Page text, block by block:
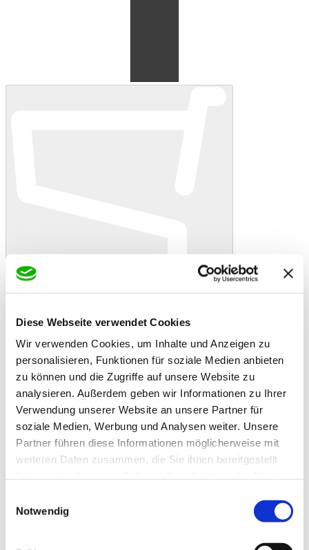
Diese Webseite verwendet Cookies
Wir verwenden Cookies, um Inhalte und Anzeigen zu
personalisieren, Funktionen für soziale Medien anbieten
zu können und die Zugriffe auf unsere Website zu
analysieren. Außerdem geben wir Informationen zu Ihrer
Verwendung unserer Website an unsere Partner für
soziale Medien, Werbung und Analysen weiter. Unsere
Partner führen diese Informationen möglicherweise mit
weiteren Daten zusammen, die Sie ihnen bereitgestellt
Notwendig
In den Warenkorb Danke! Etwas ist schiefgelaufen
Plospan Excellent XL Hobelspäne Einstreu 20 kg sind der ideale
staubfreie Einstreu speziell für Pferde
Artikelbeschreibung
Plospan XL Holzspäne Einstreu 20 kg. Die nahezu staubfreie
Plospan Excellent Hobelspäne werden als idealer Einstreu speziell
für Pferde empfohlen. Mit einem ideal hohen Einstreuvolumen sind
Holzspäne nahezu keimfrei bei guter Saugfähigkeit.
- Großes Einstreuvolumen bei kleinem Pressvolumen im Ballen
- Optimale Pflege und Komfort
- Befreit von Staub vielseitig einsetzbar
Zusatzinformationen